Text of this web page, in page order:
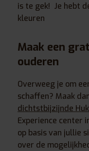
is te gek! Je hebt
kleuren
Maak een
ouderen
Overweeg je om
schaffen? Maak
dichtstbijzijnde
Experience center
op basis van jullie
over de